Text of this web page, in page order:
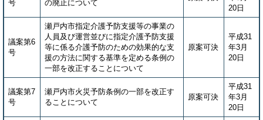
号
の廃止について
20日
議案第6
号
瀬戸内市指定介護予防支援等の事業の
人員及び運営並びに指定介護予防支援
等に係る介護予防のための効果的な支
援の方法に関する基準を定める条例の
一部を改正することについて
原案可決
平成31
年3月
20日
議案第7
号
瀬戸内市火災予防条例の一部を改正す
ることについて
原案可決
平成31
年3月
20日